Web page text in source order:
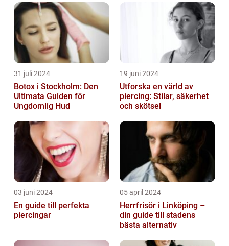
31 juli 2024
Botox i Stockholm: Den
Ultimata Guiden för
Ungdomlig Hud
19 juni 2024
Utforska en värld av
piercing: Stilar, säkerhet
och skötsel
03 juni 2024
En guide till perfekta
piercingar
05 april 2024
Herrfrisör i Linköping –
din guide till stadens
bästa alternativ